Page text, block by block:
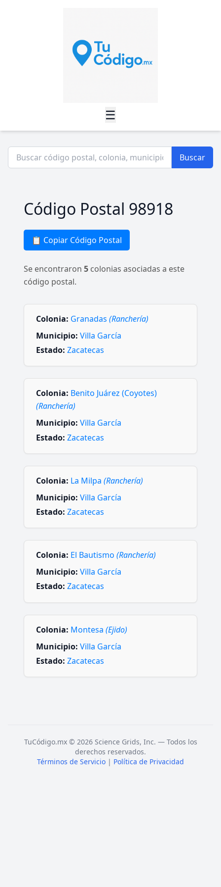
☰
Buscar
Código Postal 98918
📋 Copiar Código Postal
Se encontraron 5 colonias asociadas a este
código postal.
Colonia: Granadas (Ranchería)
Municipio: Villa García
Estado: Zacatecas
Colonia: Benito Juárez (Coyotes)
(Ranchería)
Municipio: Villa García
Estado: Zacatecas
Colonia: La Milpa (Ranchería)
Municipio: Villa García
Estado: Zacatecas
Colonia: El Bautismo (Ranchería)
Municipio: Villa García
Estado: Zacatecas
Colonia: Montesa (Ejido)
Municipio: Villa García
Estado: Zacatecas
TuCódigo.mx © 2026 Science Grids, Inc. — Todos los
derechos reservados.
Términos de Servicio | Política de Privacidad